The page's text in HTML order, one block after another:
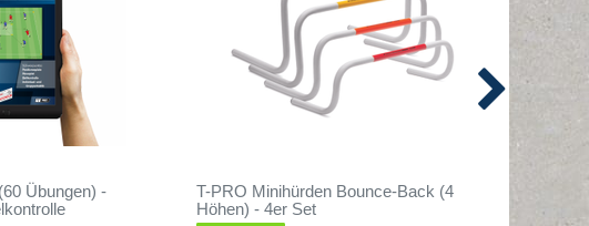
Übungen) -
T-PRO Minihürden Bounce-Back (4
Höhen) - 4er Set